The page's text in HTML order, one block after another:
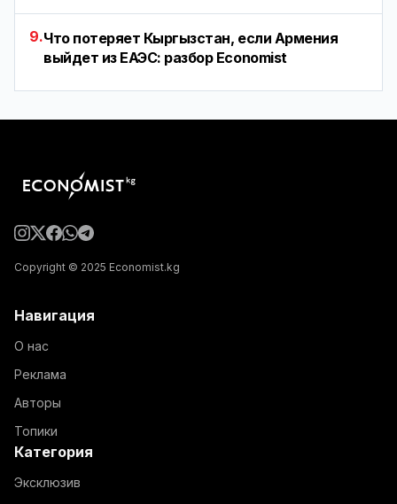
9.Что потеряет Кыргызстан, если Армения
выйдет из ЕАЭС: разбор Economist
Copyright © 2025 Economist.kg
Навигация
О нас
Реклама
Авторы
Топики
Категория
Эксклюзив